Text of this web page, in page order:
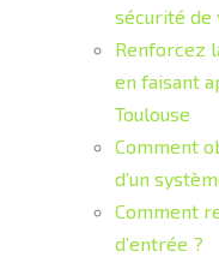
sécurité de
Renforcez
en faisant
Toulouse
Comment
d’un
Comment
d’entrée ?